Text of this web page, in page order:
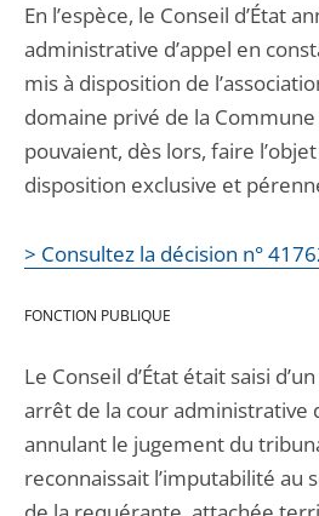
En l’espèce, le Conseil d’État
administrative d’appel en
mis à disposition de
domaine privé de la Commune
pouvaient, dès lors, faire
disposition exclusive et
> Consultez la décision n°
FONCTION PUBLIQUE
Le Conseil d’État était saisi
arrêt de la cour administrative
annulant le jugement du
reconnaissait l’imputabilité au